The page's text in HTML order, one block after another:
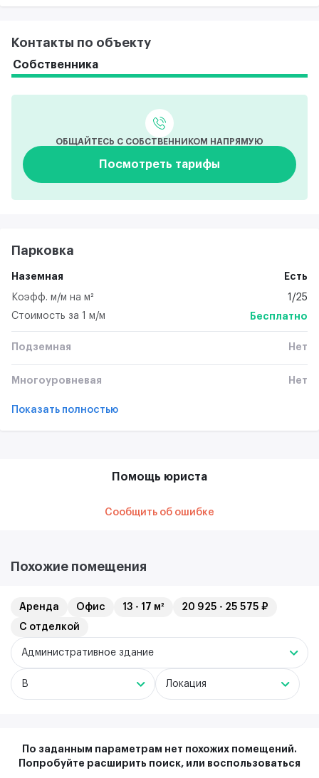
Контакты по объекту
Собственника
ОБЩАЙТЕСЬ С СОБСТВЕННИКОМ НАПРЯМУЮ
Посмотреть тарифы
Парковка
Наземная Есть
Коэфф. м/м на м²
1/25
Стоимость за 1 м/м
Бесплатно
Подземная Нет
Многоуровневая Нет
Показать полностью
Помощь юриста
Сообщить об ошибке
Похожие помещения
Аренда Офис 13 - 17 м²
20 925 - 25 575 ₽
С отделкой
Административное здание
B Локация
По заданным параметрам нет похожих помещений.
Попробуйте расширить поиск, или воспользоваться